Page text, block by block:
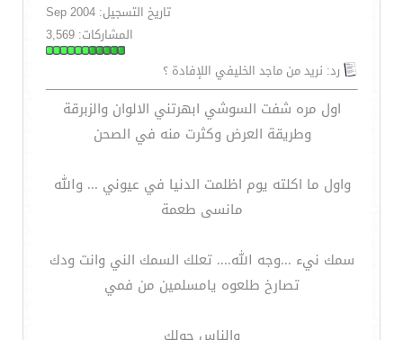
تاريخ التسجيل: Sep 2004
المشاركات: 3,569
رد: نريد من ماجد الخليفي اللإفادة ؟
اول مره شفت السوشي ابهرتني الالوان والزبرقة
وطريقة العرض وكثرت منه في الصحن
واول ما اكلته يوم اظلمت الدنيا في عيوني ... والله
مانسى طعمة
سمك نيء ...وجه الله.... تعلك السمك الني وانت ودك
تصارخ طلعوه يامسلمين من فمي